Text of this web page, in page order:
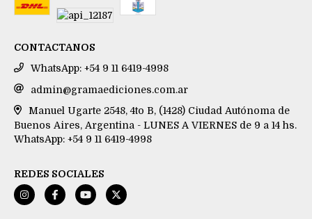
CONTACTANOS
WhatsApp: +54 9 11 6419-4998
admin@gramaediciones.com.ar
Manuel Ugarte 2548, 4to B, (1428) Ciudad Autónoma de
Buenos Aires, Argentina - LUNES A VIERNES de 9 a 14 hs.
WhatsApp: +54 9 11 6419-4998
REDES SOCIALES